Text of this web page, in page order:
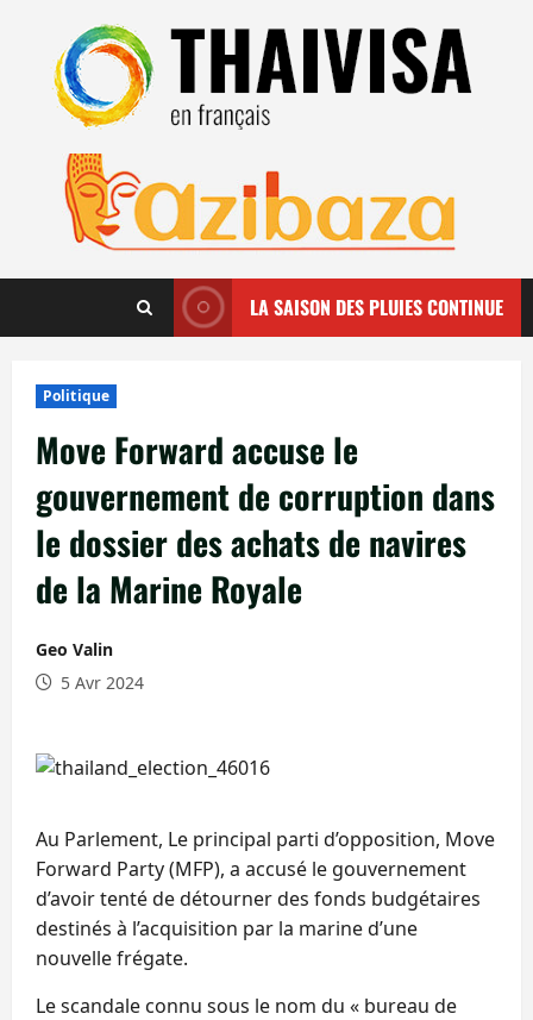
contenu
LA SAISON DES PLUIES CONTINUE
Politique
Move Forward accuse le
gouvernement de corruption dans
le dossier des achats de navires
de la Marine Royale
Geo Valin
5 Avr 2024
Au Parlement, Le principal parti d’opposition, Move
Forward Party (MFP), a accusé le gouvernement
d’avoir tenté de détourner des fonds budgétaires
destinés à l’acquisition par la marine d’une
nouvelle frégate.
Le scandale connu sous le nom du « bureau de